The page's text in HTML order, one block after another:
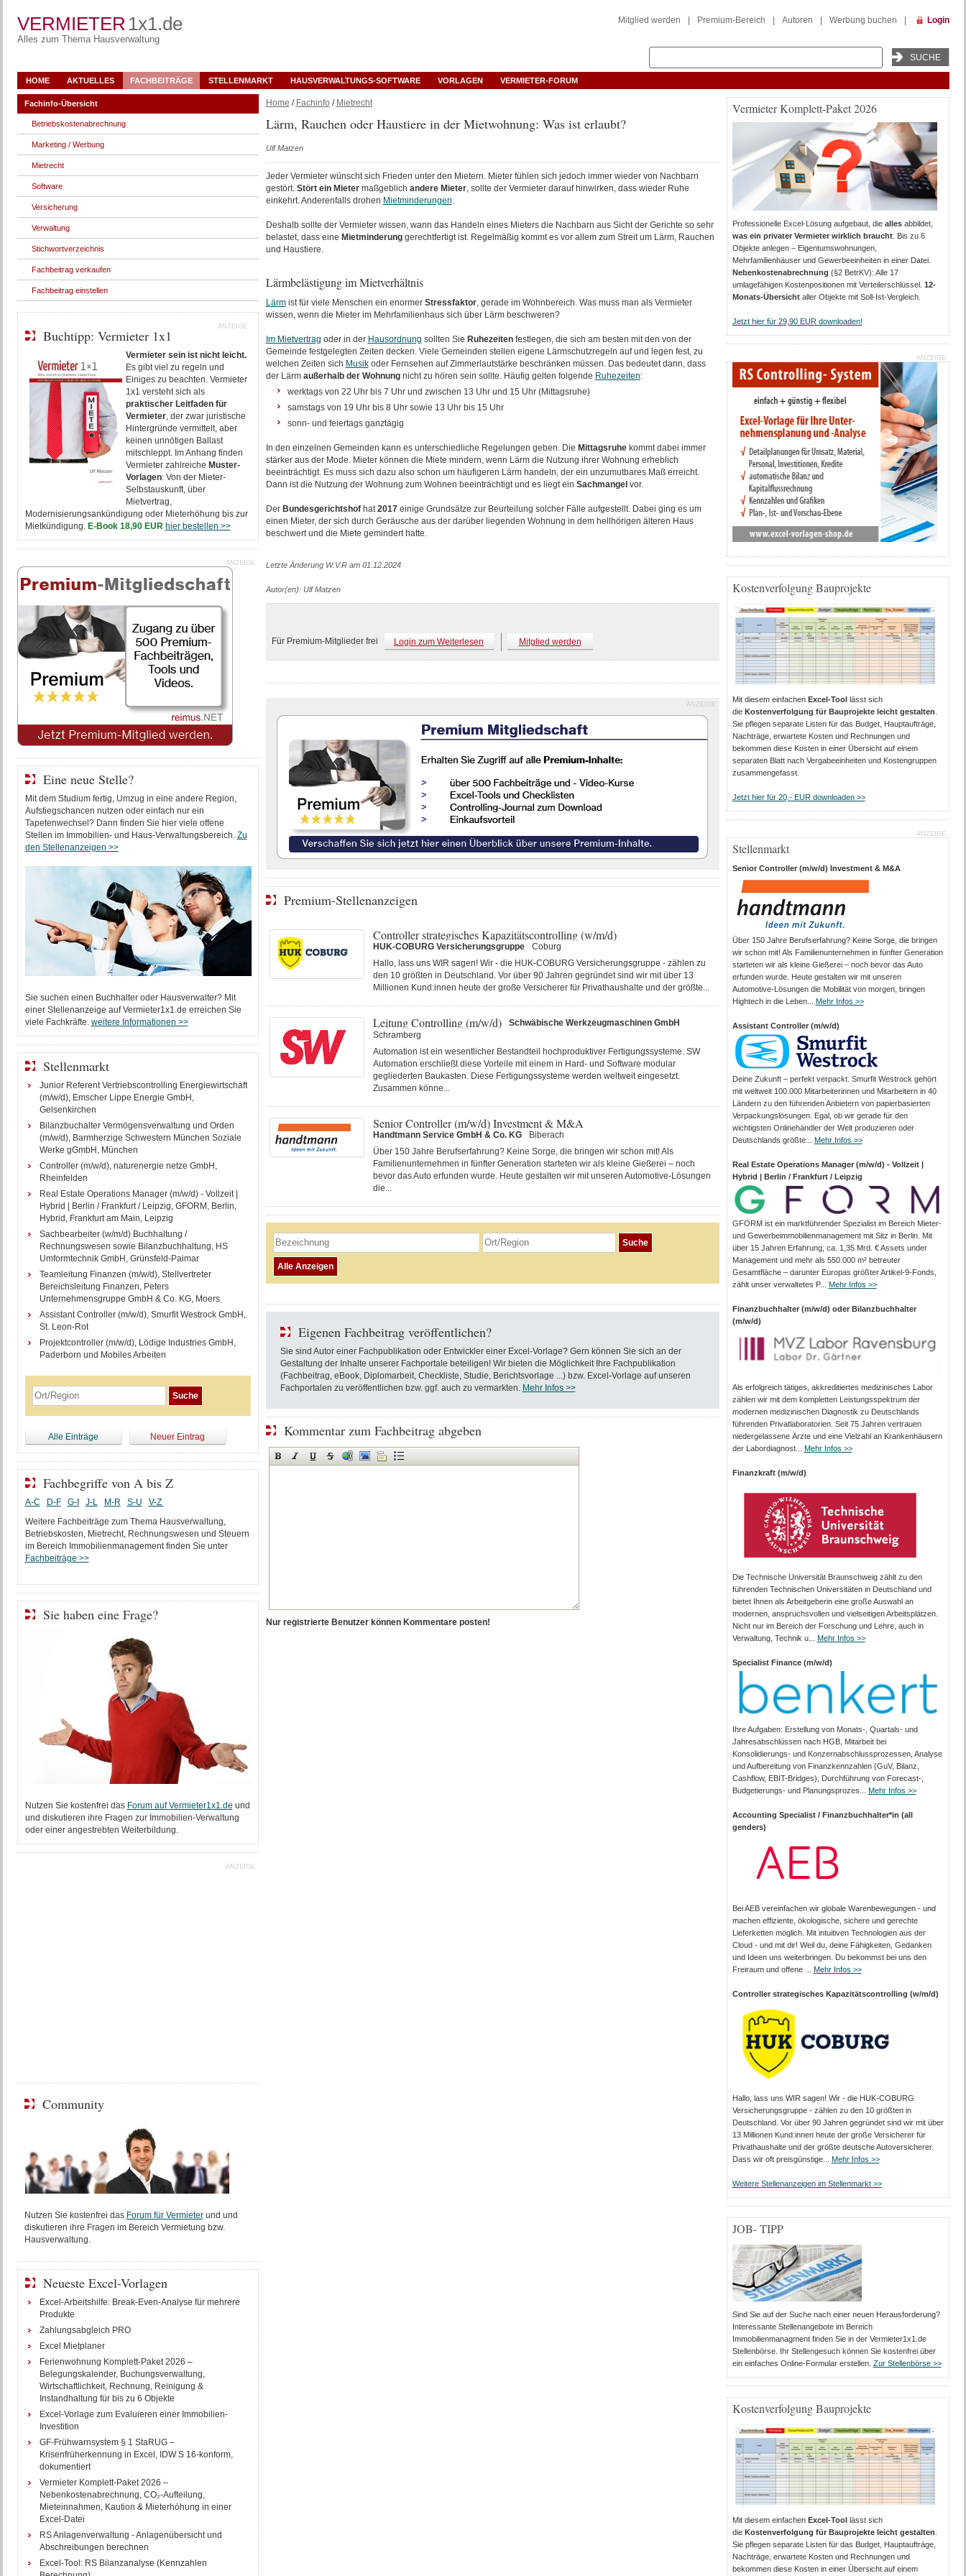
VERMIETER 1x1.de
Alles zum Thema Hausverwaltung
Mitglied werden Premium-Bereich Autoren Werbung buchen Login
HOME AKTUELLES FACHBEITRÄGE STELLENMARKT HAUSVERWALTUNGS-SOFTWARE VORLAGEN VERMIETER-FORUM
Home / Fachinfo / Mietrecht
Lärm, Rauchen oder Haustiere in der Mietwohnung: Was ist erlaubt?
Ulf Matzen
Jeder Vermieter wünscht sich Frieden unter den Mietern. Mieter fühlen sich jedoch immer wieder von Nachbarn
gestört. Stört ein Mietermaßgeblich andere Mieter, sollte der Vermieter darauf hinwirken, dass wieder Ruhe
einkehrt. Anderenfalls drohen Mietminderungen.
Deshalb sollte der Vermieter wissen, wann das Handeln eines Mieters die Nachbarn aus Sicht der Gerichte so sehr
belastet, dass eine Mietminderung gerechtfertigt ist. Regelmäßig kommt es vor allem zum Streit um Lärm, Rauchen
und Haustiere.
Lärmbelästigung im Mietverhältnis
Lärmist für viele Menschen ein enormer Stressfaktor, gerade im Wohnbereich. Was muss man als Vermieter
wissen, wenn die Mieter im Mehrfamilienhaus sich über Lärm beschweren?
Im Mietvertrag oder in der Hausordnung sollten Sie Ruhezeiten festlegen, die sich am besten mit den von der
Gemeinde festgelegten Zeiten decken. Viele Gemeinden stellen eigene Lärmschutzregeln auf und legen fest, zu
welchen Zeiten sich Musikoder Fernsehen auf Zimmerlautstärke beschränken müssen. Das bedeutet dann, dass
der Lärm außerhalb der Wohnungnicht zu hören sein sollte. Häufig gelten folgende Ruhezeiten:
werktags von 22 Uhr bis 7 Uhr und zwischen 13 Uhr und 15 Uhr (Mittagsruhe)
samstags von 19 Uhr bis 8 Uhr sowie 13 Uhr bis 15 Uhr
sonn- und feiertags ganztägig
In den einzelnen Gemeinden kann es unterschiedliche Regelungen geben. Die Mittagsruhe kommt dabei immer
stärker aus der Mode. Mieter können die Miete mindern, wenn Lärm die Nutzung ihrer Wohnung erheblich
beeinträchtigt. Es muss sich dazu also schon um häufigeren Lärm handeln, der ein unzumutbares Maß erreicht.
Dann ist die Nutzung der Wohnung zum Wohnen beeinträchtigt und es liegt ein Sachmangel vor.
Der Bundesgerichtshof hat2017 einige Grundsätze zur Beurteilung solcher Fälle aufgestellt. Dabei ging es um
einen Mieter, der sich durch Geräusche aus der darüber liegenden Wohnung in dem hellhörigen älteren Haus
beschwert und die Miete gemindert hatte.
Letzte Änderung W.V.R am 01.12.2024
Autor(en): Ulf Matzen
Für Premium-Mitglieder frei Login zum Weiterlesen Mitglied werden
ANZEIGE
Premium-Stellenanzeigen
Controller strategisches Kapazitätscontrolling (w/m/d)
HUK-COBURG Versicherungsgruppe
Coburg
Hallo, lass uns WIR sagen! Wir - die HUK-COBURG Versicherungsgruppe - zählen zu
den 10 größten in Deutschland. Vor über 90 Jahren gegründet sind wir mit über 13
Millionen Kund:innen heute der große Versicherer für Privathaushalte und der größte...
Leitung Controlling (m/w/d)
Schwäbische Werkzeugmaschinen GmbH
Schramberg
Automation ist ein wesentlicher Bestandteil hochproduktiver Fertigungssysteme. SW
Automation erschließt diese Vorteile mit einem in Hard- und Software modular
gegliederten Baukasten. Diese Fertigungs­systeme werden weltweit eingesetzt.
Zusammen könne...
Senior Controller (m/w/d) Investment & M&A
Handtmann Service GmbH & Co. KG
Biberach
Über 150 Jahre Berufserfahrung? Keine Sorge, die bringen wir schon mit! Als
Familienunternehmen in fünfter Generation starteten wir als kleine Gießerei – noch
bevor das Auto erfunden wurde. Heute gestalten wir mit unseren Automotive-Lösungen
die...
Eigenen Fachbeitrag veröffentlichen?
Sie sind Autor einer Fachpublikation oder Entwickler einer Excel-Vorlage? Gern können Sie sich an der
Gestaltung der Inhalte unserer Fachportale beteiligen! Wir bieten die Möglichkeit Ihre Fachpublikation
(Fachbeitrag, eBook, Diplomarbeit, Checkliste, Studie, Berichtsvorlage ...) bzw. Excel-Vorlage auf unseren
Fachportalen zu veröffentlichen bzw. ggf. auch zu vermarkten. Mehr Infos >>
Kommentar zum Fachbeitrag abgeben
Nur registrierte Benutzer können Kommentare posten!
Fachinfo-Übersicht
Betriebskostenabrechnung
Marketing / Werbung
Mietrecht
Software
Versicherung
Verwaltung
Stichwortverzeichnis
Fachbeitrag verkaufen
Fachbeitrag einstellen
ANZEIGE
Buchtipp: Vermieter 1x1
Vermieter sein ist nicht leicht.
Es gibt viel zu regeln und
Einiges zu beachten. Vermieter
1x1 versteht sich als
praktischer Leitfaden für
Vermieter, der zwar juristische
Hintergründe vermittelt, aber
keinen unnötigen Ballast
mitschleppt. Im Anhang finden
Vermieter zahlreiche Muster-
Vorlagen: Von der Mieter-
Selbstauskunft, über
Mietvertrag,
Modernisierungsankündigung oder Mieterhöhung bis zur
Mietkündigung. E-Book 18,90 EUR hier bestellen >>
ANZEIGE
Eine neue Stelle?
Mit dem Studium fertig, Umzug in eine andere Region,
Aufstiegschancen nutzen oder einfach nur ein
Tapetenwechsel? Dann finden Sie hier viele offene
Stellen im Immobilien- und Haus-Verwaltungsbereich. Zu
den Stellenanzeigen >>
Sie suchen einen Buchhalter oder Hausverwalter? Mit
einer Stellenanzeige auf Vermieter1x1.de erreichen Sie
viele Fachkräfte. weitere Informationen >>
Stellenmarkt
Junior Referent Vertriebscontrolling Energiewirtschaft
(m/w/d), Emscher Lippe Energie GmbH,
Gelsenkirchen
Bilanzbuchalter Vermögensverwaltung und Orden
(m/w/d), Barmherzige Schwestern München Soziale
Werke gGmbH, München
Controller (m/w/d), naturenergie netze GmbH,
Rheinfelden
Real Estate Operations Manager (m/w/d) - Vollzeit |
Hybrid | Berlin / Frankfurt / Leipzig, GFORM, Berlin,
Hybrid, Frankfurt am Main, Leipzig
Sachbearbeiter (w/m/d) Buchhaltung /
Rechnungswesen sowie Bilanzbuchhaltung, HS
Umformtechnik GmbH, Grünsfeld-Paimar
Teamleitung Finanzen (m/w/d), Stellvertreter
Bereichsleitung Finanzen, Peters
Unternehmensgruppe GmbH & Co. KG, Moers
Assistant Controller (m/w/d), Smurfit Westrock GmbH,
St. Leon-Rot
Projektcontroller (m/w/d), Lödige Industries GmbH,
Paderborn und Mobiles Arbeiten
Alle Einträge Neuer Eintrag
Fachbegriffe von A bis Z
A-C D-F G-I J-L M-R S-U
V-Z
Weitere Fachbeiträge zum Thema Hausverwaltung,
Betriebskosten, Mietrecht, Rechnungswesen und Steuern
im Bereich Immobilienmanagement finden Sie unter
Fachbeiträge >>
Sie haben eine Frage?
Nutzen Sie kostenfrei das Forum auf Vermieter1x1.de und
und diskutieren ihre Fragen zur Immobilien-Verwaltung
oder einer angestrebten Weiterbildung.
ANZEIGE
Community
Nutzen Sie kostenfrei das Forum für Vermieterund und
diskutieren ihre Fragen im Bereich Vermietung bzw.
Hausverwaltung.
Neueste Excel-Vorlagen
Excel-Arbeitshilfe: Break-Even-Analyse für mehrere
Produkte
Zahlungsabgleich PRO
Excel Mietplaner
Ferienwohnung Komplett-Paket 2026 –
Belegungskalender, Buchungsverwaltung,
Wirtschaftlichkeit, Rechnung, Reinigung &
Instandhaltung für bis zu 6 Objekte
Excel-Vorlage zum Evaluieren einer Immobilien-
Investition
GF-Frühwarnsystem § 1 StaRUG –
Krisenfrüherkennung in Excel, IDW S 16-konform,
dokumentiert
Vermieter Komplett-Paket 2026 –
Nebenkostenabrechnung, CO₂-Aufteilung,
Mieteinnahmen, Kaution & Mieterhöhung in einer
Excel-Datei
RS Anlagenverwaltung - Anlagenübersicht und
Abschreibungen berechnen
Excel-Tool: RS Bilanzanalyse (Kennzahlen
Vermieter Komplett-Paket 2026
Professionelle Excel-Lösung aufgebaut, die allesabbildet,
was ein privater Vermieter wirklich braucht. Bis zu 6
Objekte anlegen – Eigentumswohnungen,
Mehrfamilienhäuser und Gewerbeeinheiten in einer Datei.
Nebenkostenabrechnung (§2 BetrKV): Alle 17
umlagefähigen Kostenpositionen mit Verteilerschlüssel. 12-
Monats-Übersichtaller Objekte mit Soll-Ist-Vergleich.
Jetzt hier für 29,90 EUR downloaden!
ANZEIGE
Kostenverfolgung Bauprojekte
Mit diesem einfachen Excel-Toollässt sich
die Kostenverfolgung für Bauprojekte leicht gestalten
Sie pflegen separate Listen für das Budget, Hauptaufträge,
Nachträge, erwartete Kosten und Rechnungen und
bekommen diese Kosten in einer Übersicht auf einem
separaten Blatt nach Vergabeeinheiten und Kostengruppen
zusammengefasst.
Jetzt hier für 20,- EUR downloaden >>
ANZEIGE
Stellenmarkt
Senior Controller (m/w/d) Investment & M&A
Über 150 Jahre Berufserfahrung? Keine Sorge, die bringen
wir schon mit! Als Familienunternehmen in fünfter Generation
starteten wir als kleine Gießerei – noch bevor das Auto
erfunden wurde. Heute gestalten wir mit unseren
Automotive-Lösungen die Mobilität von morgen, bringen
Hightech in die Leben... Mehr Infos >>
Assistant Controller (m/w/d)
Deine Zukunft – perfekt verpackt. Smurfit Westrock gehört
mit weltweit 100.000 Mitarbeiter­innen und Mitarbeitern in 40
Ländern zu den führenden Anbietern von papier­basierten
Verpackungs­lösungen. Egal, ob wir gerade für den
wichtigsten Onlinehändler der Welt produzieren oder
Deutschlands größte... Mehr Infos >>
Real Estate Operations Manager (m/w/d) - Vollzeit |
Hybrid | Berlin / Frankfurt / Leipzig
GFORM ist ein marktführender Spezialist im Bereich Mieter-
und Gewerbeimmobilienmanagement mit Sitz in Berlin. Mit
über 15 Jahren Erfahrung, ca. 1,35 Mrd. € Assets under
Management und mehr als 550.000 m² betreuter
Gesamtfläche – darunter Europas größter Artikel-9-Fonds,
zählt unser verwaltetes P...
Mehr Infos >>
Finanzbuchhalter (m/w/d) oder Bilanzbuchhalter
(m/w/d)
Als erfolgreich tätiges, akkreditiertes medizinisches Labor
zählen wir mit dem kompletten Leistungs­spektrum der
modernen medizinischen Diagnostik zu Deutschlands
führenden Privat­laboratorien. Seit 75 Jahren vertrauen
nieder­gelassene Ärzte und eine Vielzahl an Kranken­häusern
der Labor­diagnost... Mehr Infos >>
Finanzkraft (m/w/d)
Die Technische Universität Braunschweig zählt zu den
führenden Technischen Universitäten in Deutschland und
bietet Ihnen als Arbeit­geberin eine große Auswahl an
modernen, anspruchsvollen und vielseitigen Arbeits­plätzen.
Nicht nur im Bereich der Forschung und Lehre, auch in
Verwaltung, Technik u... Mehr Infos >>
Specialist Finance (m/w/d)
Ihre Aufgaben: Erstellung von Monats‑, Quartals‑ und
Jahresabschlüssen nach HGB, Mitarbeit bei
Konsolidierungs‑ und Konzernabschlussprozessen, Analyse
und Aufbereitung von Finanzkennzahlen (GuV, Bilanz,
Cashflow, EBIT-Bridges), Durchführung von Forecast‑,
Budgetierungs‑ und Planungsprozes... Mehr Infos >>
Accounting Specialist / Finanzbuchhalter*in (all
genders)
Bei AEB vereinfachen wir globale Warenbewegungen - und
machen effiziente, ökologische, sichere und gerechte
Lieferketten möglich. Mit intuitiven Technologien aus der
Cloud - und mit dir! Weil du, deine Fähigkeiten, Gedanken
und Ideen uns weiterbringen. Du bekommst bei uns den
Freiraum und offene ... Mehr Infos >>
Controller strategisches Kapazitätscontrolling (w/m/d)
Hallo, lass uns WIR sagen! Wir - die HUK-COBURG
Versicherungsgruppe - zählen zu den 10 größten in
Deutschland. Vor über 90 Jahren gegründet sind wir mit über
13 Millionen Kund:innen heute der große Versicherer für
Privathaushalte und der größte deutsche Autoversicherer.
Dass wir oft preisgünstige... Mehr Infos >>
Weitere Stellenanzeigen im Stellenmarkt >>
JOB- TIPP
Sind Sie auf der Suche nach einer neuen Herausforderung?
Interessante Stellenangebote im Bereich
Immobilienmanagment finden Sie in der Vermieter1x1.de
Stellenbörse. Ihr Stellengesuch können Sie kostenfrei über
ein einfaches Online-Formular erstellen. Zur Stellenbörse >>
Kostenverfolgung Bauprojekte
Mit diesem einfachen Excel-Toollässt sich
die Kostenverfolgung für Bauprojekte leicht gestalten
Sie pflegen separate Listen für das Budget, Hauptaufträge,
Nachträge, erwartete Kosten und Rechnungen und
bekommen diese Kosten in einer Übersicht auf einem